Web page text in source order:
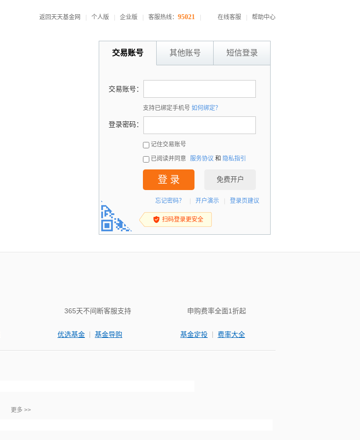
返回天天基金网 个人版 企业版 客服热线： 95021 在线客服 帮助中心
交易账号 其他账号 短信登录
交易账号：
支持已绑定手机号 如何绑定？
登录密码：
记住交易账号
已阅读并同意 服务协议 和 隐私指引
登 录 免费开户
忘记密码？ 开户演示 登录页建议
扫码登录更安全
365天不间断客服支持
优选基金 | 基金导购
申购费率全面1折起
基金定投 | 费率大全
更多 >>